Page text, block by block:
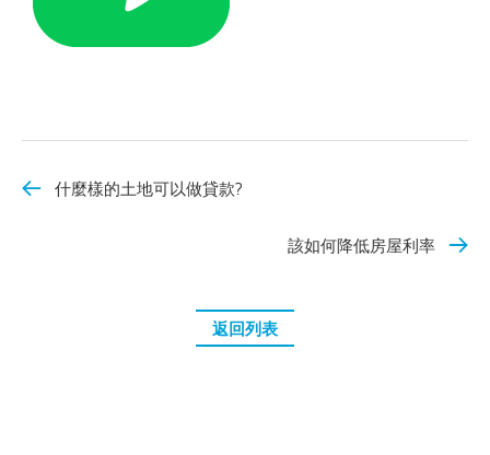
什麼樣的土地可以做貸款?
該如何降低房屋利率
返回列表